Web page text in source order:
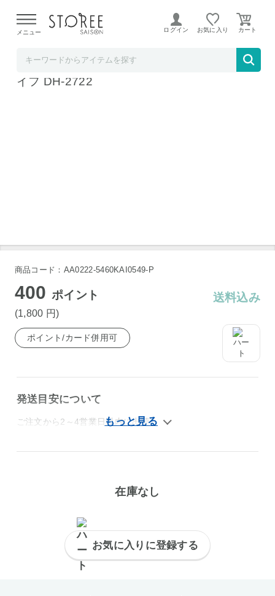
よる配送遅延が発生しております。
メニュー ログイン お気に入り
貝印 Nyammy (ニャミー) ねこのフルーツナ
イフ DH-2722
商品コード：AA0222-5460KAI0549-P
400ポイント
(1,800 円)
送料込み
ポイント/カード併用可
発送目安について
ご注文から2～4営業日以内に出荷
在庫なし
お気に入りに登録する